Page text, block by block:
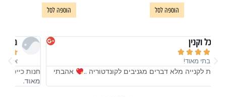
הוספה לסל הוספה לסל


אהבתי מאוד!
חנות כייפית לקנייה מלא דברים מגניבים לקונדטוריה ..
אהבתי